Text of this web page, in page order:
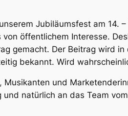
Jubiläumsfest am 14.
öffentlichem Interesse.
gemacht. Der Beitrag wird
bekannt. Wird
Musikanten und
natürlich an das Team vom